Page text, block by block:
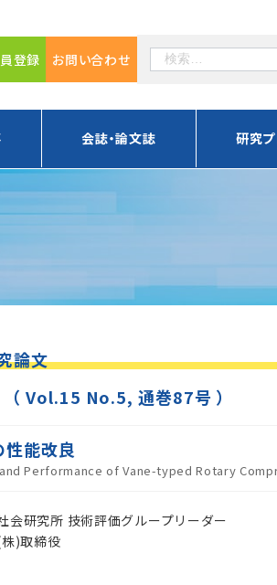
登録 お問い合わせ
会誌・論文誌 研究
論文
Vol.15 No.5, 通巻87号 ）
性能改良
Performance of Vane-typed Rotary
会研究所 技術評価グループリーダー
)取締役